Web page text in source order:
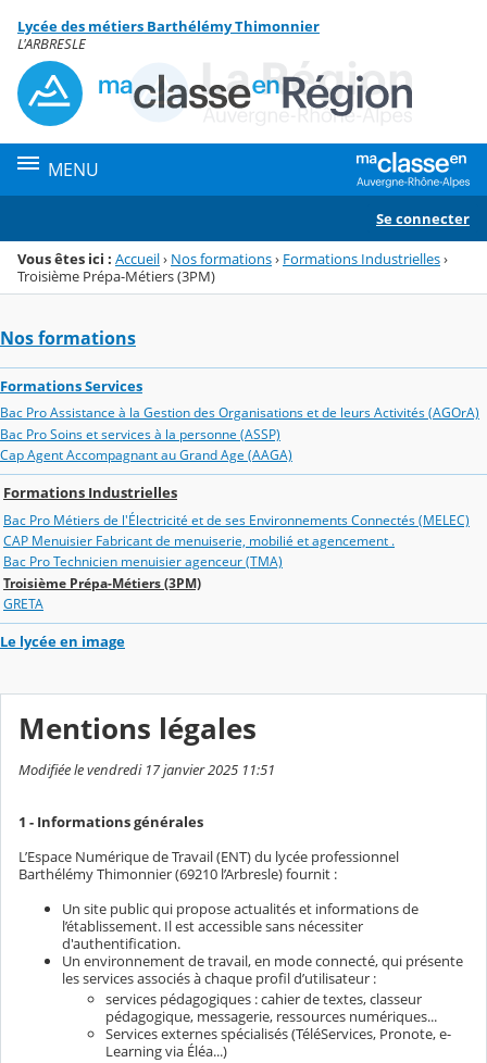
Menu de la rubrique
Contenu
Lycée des métiers Barthélémy Thimonnier
L'ARBRESLE
MENU
Se connecter
Vous êtes ici : Accueil› Nos formations› Formations Industrielles›
Troisième Prépa-Métiers (3PM)
Nos formations
Formations Services
Bac Pro Assistance à la Gestion des Organisations et de leurs Activités (AGOrA)
Bac Pro Soins et services à la personne (ASSP)
Cap Agent Accompagnant au Grand Age (AAGA)
Formations Industrielles
Bac Pro Métiers de l'Électricité et de ses Environnements Connectés (MELEC)
CAP Menuisier Fabricant de menuiserie, mobilié et agencement .
Bac Pro Technicien menuisier agenceur (TMA)
Troisième Prépa-Métiers (3PM)
GRETA
Le lycée en image
Mentions légales
Modifiée le vendredi 17 janvier 2025 11:51
1 - Informations générales
L’Espace Numérique de Travail (ENT) du lycée professionnel
Barthélémy Thimonnier (69210 l’Arbresle) fournit :
Un site public qui propose actualités et informations de
l’établissement. Il est accessible sans nécessiter
d'authentification.
Un environnement de travail, en mode connecté, qui présente
les services associés à chaque profil d’utilisateur :
services pédagogiques : cahier de textes, classeur
pédagogique, messagerie, ressources numériques...
Services externes spécialisés (TéléServices, Pronote, e-
Learning via Éléa...)